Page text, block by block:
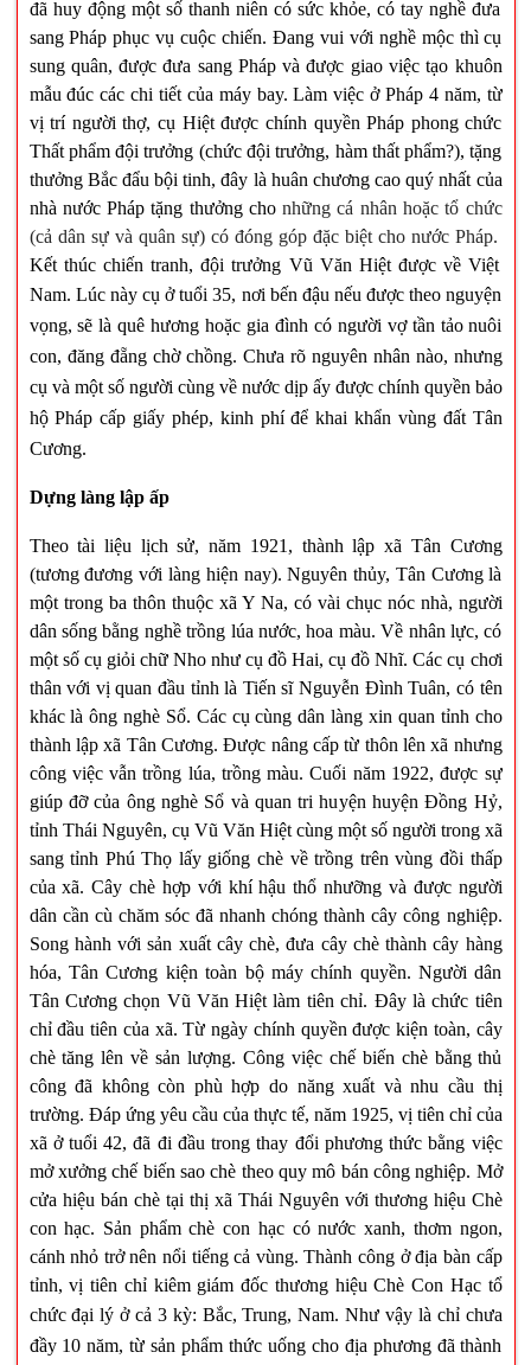
đã huy động một số thanh niên có sức khỏe, có tay nghề đưa
sang Pháp phục vụ cuộc chiến. Đang vui với nghề mộc thì cụ
sung quân, được đưa sang Pháp và được giao việc tạo khuôn
mẫu đúc các chi tiết của máy bay. Làm việc ở Pháp 4 năm, từ
vị trí người thợ, cụ Hiệt được chính quyền Pháp phong chức
Thất phẩm đội trưởng (chức đội trưởng, hàm thất phẩm?), tặng
thưởng Bắc đẩu bội tinh, đây là huân chương cao quý nhất của
nhà nước Pháp tặng thưởng chonhững cá nhân hoặc tổ chức
(cả dân sự và quân sự) có đóng góp đặc biệt cho nước Pháp.
Kết thúc chiến tranh, đội trưởng Vũ Văn Hiệt được về Việt
Nam. Lúc này cụ ở tuổi 35, nơi bến đậu nếu được theo nguyện
vọng, sẽ là quê hương hoặc gia đình có người vợ tần tảo nuôi
con, đăng đẵng chờ chồng. Chưa rõ nguyên nhân nào, nhưng
cụ và một số người cùng về nước dịp ấy được chính quyền bảo
hộ Pháp cấp giấy phép, kinh phí để khai khẩn vùng đất Tân
Cương.
Dựng làng lập ấp
Theo tài liệu lịch sử, năm 1921, thành lập xã Tân Cương
(tương đương với làng hiện nay). Nguyên thủy, Tân Cương là
một trong ba thôn thuộc xã Y Na, có vài chục nóc nhà, người
dân sống bằng nghề trồng lúa nước, hoa màu. Về nhân lực, có
một số cụ giỏi chữ Nho như cụ đồ Hai, cụ đồ Nhĩ. Các cụ chơi
thân với vị quan đầu tỉnh là Tiến sĩ Nguyễn Đình Tuân, có tên
khác là ông nghè Sổ. Các cụ cùng dân làng xin quan tỉnh cho
thành lập xã Tân Cương. Được nâng cấp từ thôn lên xã nhưng
công việc vẫn trồng lúa, trồng màu. Cuối năm 1922, được sự
giúp đỡ của ông nghè Sổ và quan tri huyện huyện Đồng Hỷ,
tỉnh Thái Nguyên, cụ Vũ Văn Hiệt cùng một số người trong xã
sang tỉnh Phú Thọ lấy giống chè về trồng trên vùng đồi thấp
của xã. Cây chè hợp với khí hậu thổ nhưỡng và được người
dân cần cù chăm sóc đã nhanh chóng thành cây công nghiệp.
Song hành với sản xuất cây chè, đưa cây chè thành cây hàng
hóa, Tân Cương kiện toàn bộ máy chính quyền. Người dân
Tân Cương chọn Vũ Văn Hiệt làm tiên chỉ. Đây là chức tiên
chỉ đầu tiên của xã. Từ ngày chính quyền được kiện toàn, cây
chè tăng lên về sản lượng. Công việc chế biến chè bằng thủ
công đã không còn phù hợp do năng xuất và nhu cầu thị
trường. Đáp ứng yêu cầu của thực tế, năm 1925, vị tiên chỉ của
xã ở tuổi 42, đã đi đầu trong thay đổi phương thức bằng việc
mở xưởng chế biến sao chè theo quy mô bán công nghiệp. Mở
cửa hiệu bán chè tại thị xã Thái Nguyên với thương hiệu Chè
con hạc. Sản phẩm chè con hạc có nước xanh, thơm ngon,
cánh nhỏ trở nên nổi tiếng cả vùng. Thành công ở địa bàn cấp
tỉnh, vị tiên chỉ kiêm giám đốc thương hiệu Chè Con Hạc tổ
chức đại lý ở cả 3 kỳ: Bắc,Trung,Nam. Như vậy là chỉ chưa
đầy 10 năm, từ sản phẩm thức uống cho địa phương đã thành